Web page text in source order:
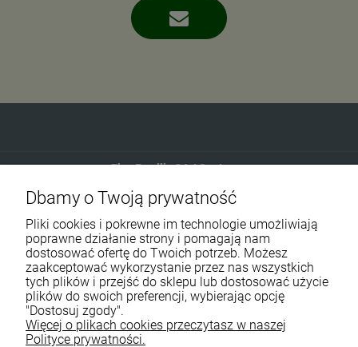
Eko-Familia GAJ Sp.Jawna
Gdańska 60
90-616 Łódź
790 727 174
sklep@eko-familia.pl
Informacje o sklepie
Dbamy o Twoją prywatność
Pliki cookies i pokrewne im technologie umożliwiają
poprawne działanie strony i pomagają nam
dostosować ofertę do Twoich potrzeb. Możesz
zaakceptować wykorzystanie przez nas wszystkich
tych plików i przejść do sklepu lub dostosować użycie
plików do swoich preferencji, wybierając opcję
"Dostosuj zgody".
Więcej o plikach cookies przeczytasz w naszej
Polityce prywatności.
Zasubskrybuj nasz newsletter